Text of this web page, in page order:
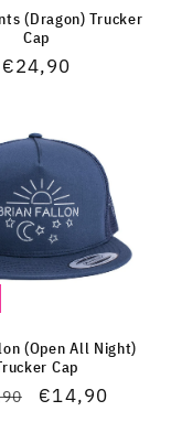
(Dragon) Trucker
Cap
Normaler
€24,90
(Open All Night)
Cap
Verkaufspreis
€14,90